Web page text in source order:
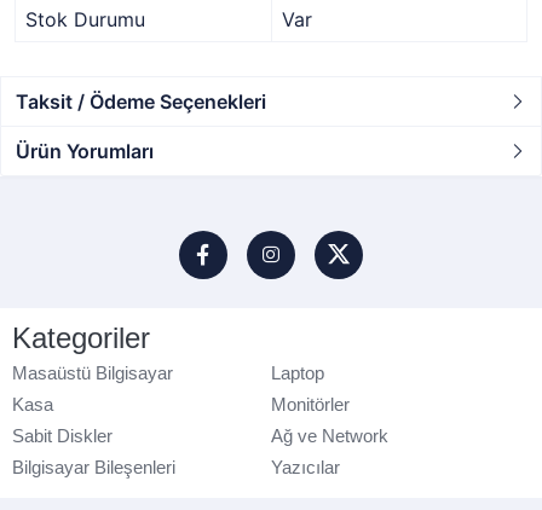
Stok Durumu
Var
Taksit / Ödeme Seçenekleri
Ürün Yorumları
Kategoriler
Masaüstü Bilgisayar
Laptop
Kasa
Monitörler
Sabit Diskler
Ağ ve Network
Bilgisayar Bileşenleri
Yazıcılar